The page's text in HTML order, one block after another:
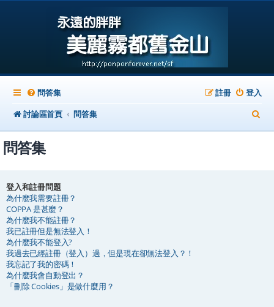
問答集 登入
註冊
討論區首頁
問答集
尋
問答集
登入和註冊問題
為什麼我需要註冊？
COPPA 是甚麼？
為什麼我不能註冊？
我已註冊但是無法登入！
為什麼我不能登入?
我過去已經註冊（登入）過，但是現在卻無法登入？！
我忘記了我的密碼！
為什麼我會自動登出？
「刪除 Cookies」是做什麼用？